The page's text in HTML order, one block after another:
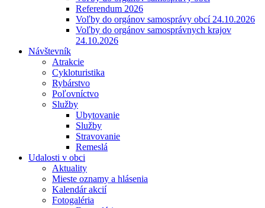
Referendum 2026
Voľby do orgánov samosprávy obcí 24.10.2026
Voľby do orgánov samosprávnych krajov
24.10.2026
Návštevník
Atrakcie
Cykloturistika
Rybárstvo
Poľovníctvo
Služby
Ubytovanie
Služby
Stravovanie
Remeslá
Udalosti v obci
Aktuality
Mieste oznamy a hlásenia
Kalendár akcií
Fotogaléria